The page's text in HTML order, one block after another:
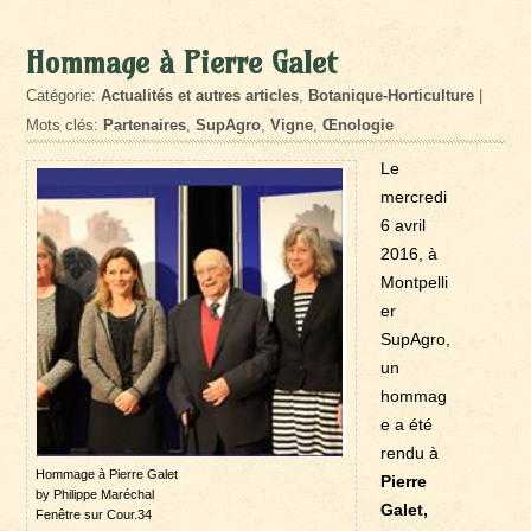
Hommage à Pierre Galet
Catégorie:Actualités et autres articles ,Botanique-Horticulture |
Mots clés:Partenaires ,SupAgro ,Vigne ,Œnologie
Hommage à Pierre Galet
by Philippe Maréchal
Fenêtre sur Cour.34
Le
mercredi
6 avril
2016, à
Montpelli
er
SupAgro,
un
hommag
e a été
rendu à
Pierre
Galet,